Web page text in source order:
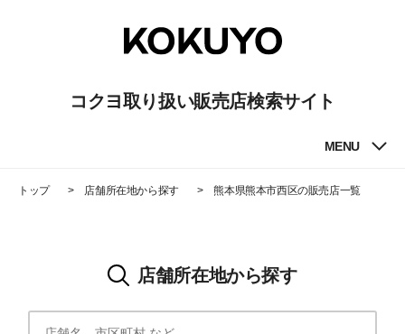
コクヨ取り扱い販売店検索サイト
MENU
トップ 店舗所在地から探す 熊本県熊本市西区の販売店一覧
店舗所在地から探す